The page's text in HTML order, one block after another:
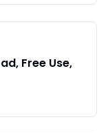
Free Use,